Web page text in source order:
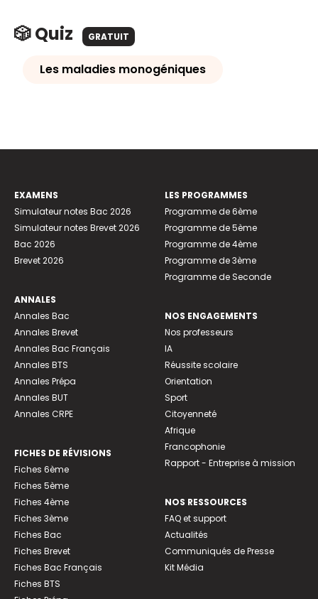
🎲 Quiz GRATUIT
Les maladies monogéniques
EXAMENS
Simulateur notes Bac 2026
Simulateur notes Brevet 2026
Bac 2026
Brevet 2026
ANNALES
Annales Bac
Annales Brevet
Annales Bac Français
Annales BTS
Annales Prépa
Annales BUT
Annales CRPE
FICHES DE RÉVISIONS
Fiches 6ème
Fiches 5ème
Fiches 4ème
Fiches 3ème
Fiches Bac
Fiches Brevet
Fiches Bac Français
Fiches BTS
LES PROGRAMMES
Programme de 6ème
Programme de 5ème
Programme de 4ème
Programme de 3ème
Programme de Seconde
NOS ENGAGEMENTS
Nos professeurs
IA
Réussite scolaire
Orientation
Sport
Citoyenneté
Afrique
Francophonie
Rapport - Entreprise à mission
NOS RESSOURCES
FAQ et support
Actualités
Communiqués de Presse
Kit Média